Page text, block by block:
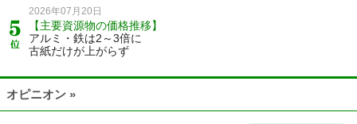
2026年07月20日
【主要資源物の価格推移】
アルミ・鉄は2～3倍に
古紙だけが上がらず
オピニオン »